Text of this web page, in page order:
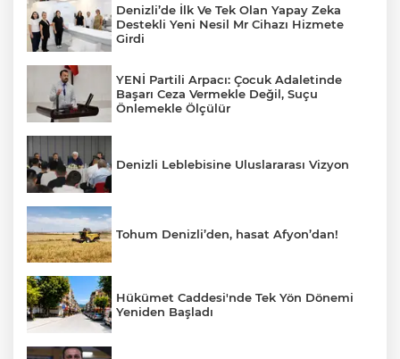
Denizli’de İlk Ve Tek Olan Yapay Zeka
Destekli Yeni Nesil Mr Cihazı Hizmete
Girdi
YENİ Partili Arpacı: Çocuk Adaletinde
Başarı Ceza Vermekle Değil, Suçu
Önlemekle Ölçülür
Denizli Leblebisine Uluslararası Vizyon
Tohum Denizli’den, hasat Afyon’dan!
Hükümet Caddesi'nde Tek Yön Dönemi
Yeniden Başladı